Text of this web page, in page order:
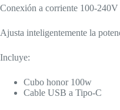
Conexión a corriente 100-240V
Ajusta inteligentemente la
Incluye:
Cubo honor 100w
Cable USB a Tipo-C